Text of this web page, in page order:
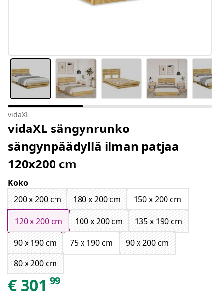
vidaXL
vidaXL sängynrunko
sängynpäädyllä ilman patjaa
120x200 cm
Koko
200 x 200 cm
180 x 200 cm
150 x 200 cm
120 x 200 cm
100 x 200 cm
135 x 190 cm
90 x 190 cm
75 x 190 cm
90 x 200 cm
80 x 200 cm
€ 301 99